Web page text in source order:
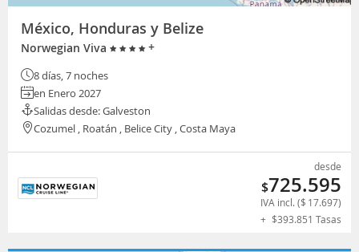
México, Honduras y Belize
Norwegian Viva +
8 días, 7 noches
en Enero 2027
Salidas desde: Galveston
Cozumel , Roatán , Belice City , Costa Maya
desde
$725.595
IVA incl. ($ 17.697)
+ $393.851 Tasas